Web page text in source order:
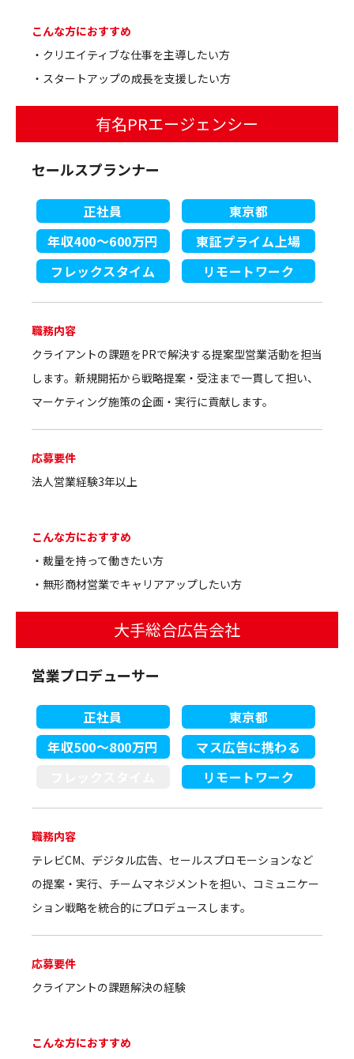
こんな方におすすめ
・クリエイティブな仕事を主導したい方
・スタートアップの成長を支援したい方
有名PRエージェンシー
セールスプランナー
正社員
東京都
年収400～600万円
東証プライム上場
フレックスタイム
リモートワーク
職務内容
クライアントの課題をPRで解決する提案型営業活動を担当
します。新規開拓から戦略提案・受注まで一貫して担い、
マーケティング施策の企画・実行に貢献します。
応募要件
法人営業経験3年以上
こんな方におすすめ
・裁量を持って働きたい方
・無形商材営業でキャリアアップしたい方
大手総合広告会社
営業プロデューサー
正社員
東京都
年収500～800万円
マス広告に携わる
リモートワーク
職務内容
テレビCM、デジタル広告、セールスプロモーションなど
の提案・実行、チームマネジメントを担い、コミュニケー
ション戦略を統合的にプロデュースします。
応募要件
クライアントの課題解決の経験
こんな方におすすめ